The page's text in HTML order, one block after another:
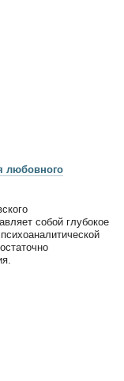
любовного
собой глубокое